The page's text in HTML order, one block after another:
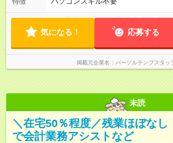
気になる！ 応募する
掲載元企業名 パーソルテンプスタッ
未読
＼在宅50％程度／残業ほぼなし
で会計業務アシストなど